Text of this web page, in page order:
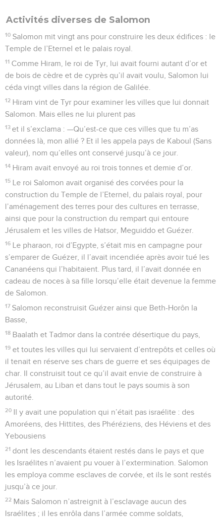
Activités diverses de Salomon
10 Salomon mit vingt ans pour construire les deux édifices : le
Temple de l’Eternel et le palais royal.
11 Comme Hiram, le roi de Tyr, lui avait fourni autant d’or et
de bois de cèdre et de cyprès qu’il avait voulu, Salomon lui
céda vingt villes dans la région de Galilée.
12 Hiram vint de Tyr pour examiner les villes que lui donnait
Salomon. Mais elles ne lui plurent pas
13 et il s’exclama : —Qu’est-ce que ces villes que tu m’as
données là, mon allié ? Et il les appela pays de Kaboul (Sans
valeur), nom qu’elles ont conservé jusqu’à ce jour.
14 Hiram avait envoyé au roi trois tonnes et demie d’or.
15 Le roi Salomon avait organisé des corvées pour la
construction du Temple de l’Eternel, du palais royal, pour
l’aménagement des terres pour des cultures en terrasse,
ainsi que pour la construction du rempart qui entoure
Jérusalem et les villes de Hatsor, Meguiddo et Guézer.
16 Le pharaon, roi d’Egypte, s’était mis en campagne pour
s’emparer de Guézer, il l’avait incendiée après avoir tué les
Cananéens qui l’habitaient. Plus tard, il l’avait donnée en
cadeau de noces à sa fille lorsqu’elle était devenue la femme
de Salomon.
17 Salomon reconstruisit Guézer ainsi que Beth-Horôn la
Basse,
18 Baalath et Tadmor dans la contrée désertique du pays,
19 et toutes les villes qui lui servaient d’entrepôts et celles où
il tenait en réserve ses chars de guerre et ses équipages de
char. Il construisit tout ce qu’il avait envie de construire à
Jérusalem, au Liban et dans tout le pays soumis à son
autorité.
20 Il y avait une population qui n’était pas israélite : des
Amoréens, des Hittites, des Phéréziens, des Héviens et des
Yebousiens
21 dont les descendants étaient restés dans le pays et que
les Israélites n’avaient pu vouer à l’extermination. Salomon
les employa comme esclaves de corvée, et ils le sont restés
jusqu’à ce jour.
22 Mais Salomon n’astreignit à l’esclavage aucun des
Israélites ; il les enrôla dans l’armée comme soldats,